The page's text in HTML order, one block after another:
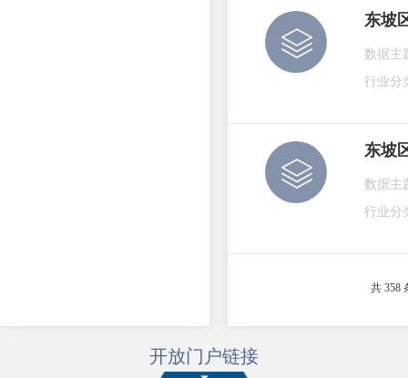
东坡
数据主
行业分
东坡
数据主
行业分
共 358
开放门户链接